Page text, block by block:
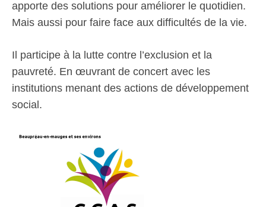
apporte des solutions pour améliorer le quotidien.
Mais aussi pour faire face aux difficultés de la vie.
Il participe à la lutte contre l’exclusion et la
pauvreté. En œuvrant de concert avec les
institutions menant des actions de développement
social.